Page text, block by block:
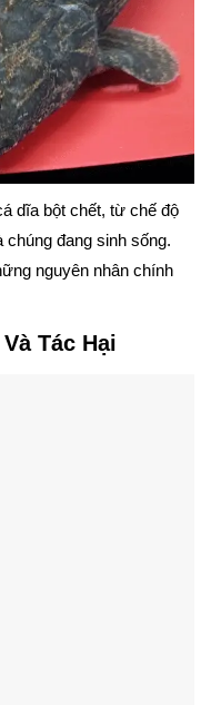
dĩa bột chết, từ chế độ
đang sinh sống.
nguyên nhân chính
Tác Hại